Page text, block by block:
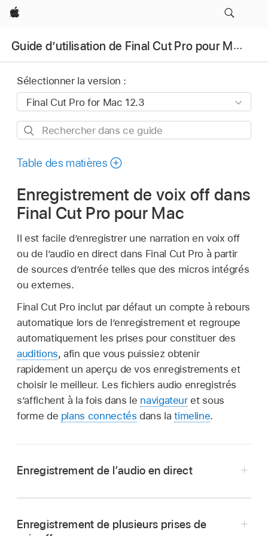
Apple
Guide d’utilisation de Final Cut Pro pour Mac
Sélectionner la version :
Rechercher
ce
Table des matières
Enregistrement de voix off dans
Final Cut Pro pour Mac
Il est facile d’enregistrer une narration en voix off
ou de l’audio en direct dans Final Cut Pro à partir
de sources d’entrée telles que des micros intégrés
ou externes.
Final Cut Pro inclut par défaut un compte à rebours
automatique lors de l’enregistrement et regroupe
automatiquement les prises pour constituer des
auditions, afin que vous puissiez obtenir
rapidement un aperçu de vos enregistrements et
choisir le meilleur. Les fichiers audio enregistrés
s’affichent à la fois dans le navigateuret sous
forme de plans connectés dans latimeline.
Enregistrement de l’audio en direct
l’enregistrement dans la timeline.
Enregistrement de plusieurs prises de